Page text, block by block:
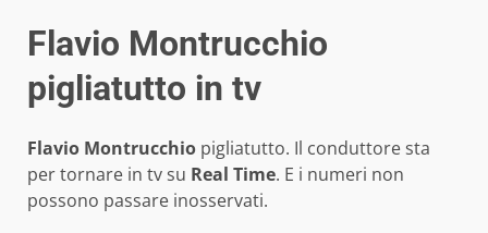
Flavio Montrucchio
pigliatutto in tv
Flavio Montrucchio pigliatutto. Il conduttore sta
per tornare in tv su Real Time. E i numeri non
possono passare inosservati.